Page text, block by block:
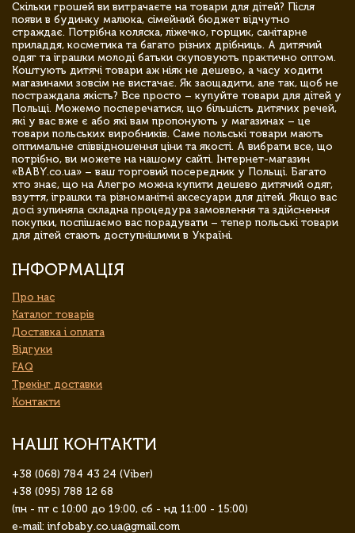
Скільки грошей ви витрачаєте на товари для дітей? Після
появи в будинку малюка, сімейний бюджет відчутно
страждає. Потрібна коляска, ліжечко, горщик, санітарне
приладдя, косметика та багато різних дрібниць. А дитячий
одяг та іграшки молоді батьки скуповують практично оптом.
Коштують дитячі товари аж ніяк не дешево, а часу ходити
магазинами зовсім не вистачає. Як заощадити, але так, щоб не
постраждала якість? Все просто – купуйте товари для дітей у
Польщі. Можемо посперечатися, що більшість дитячих речей,
які у вас вже є або які вам пропонують у магазинах – це
товари польських виробників. Саме польські товари мають
оптимальне співвідношення ціни та якості. А вибрати все, що
потрібно, ви можете на нашому сайті. Інтернет-магазин
«BABY.co.ua» – ваш торговий посередник у Польщі. Багато
хто знає, що на Алегро можна купити дешево дитячий одяг,
взуття, іграшки та різноманітні аксесуари для дітей. Якщо вас
досі зупиняла складна процедура замовлення та здійснення
покупки, поспішаємо вас порадувати – тепер польські товари
для дітей стають доступнішими в Україні.
ІНФОРМАЦІЯ
Про нас
Каталог товарів
Доставка і оплата
Відгуки
FAQ
Трекінг доставки
Контакти
НАШІ КОНТАКТИ
+38 (068) 784 43 24 (Viber)
+38 (095) 788 12 68
(пн - пт с 10:00 до 19:00, сб - нд 11:00 - 15:00)
e-mail: infobaby.co.ua@gmail.com